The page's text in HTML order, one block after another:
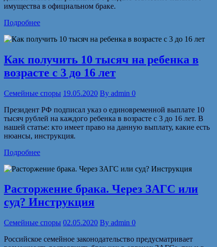
имущества в официальном браке.
Подробнее
Как получить 10 тысяч на ребенка в
возрасте с 3 до 16 лет
Семейные споры 19.05.2020 By admin 0
Президент РФ подписал указ о единовременной выплате 10
тысяч рублей на каждого ребенка в возрасте с 3 до 16 лет. В
нашей статье: кто имеет право на данную выплату, какие есть
нюансы, инструкция.
Подробнее
Расторжение брака. Через ЗАГС или
суд? Инструкция
Семейные споры 02.05.2020 By admin 0
Российское семейное законодательство предусматривает